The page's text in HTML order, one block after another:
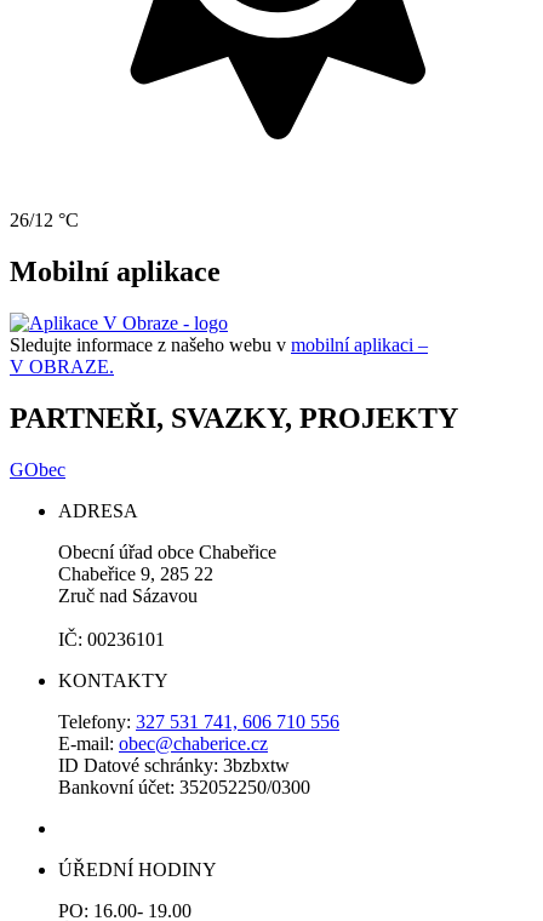
26/12 °C
Mobilní aplikace
Sledujte informace z našeho webu v mobilní aplikaci –
V OBRAZE.
PARTNEŘI, SVAZKY, PROJEKTY
GObec
ADRESA
Obecní úřad obce Chabeřice
Chabeřice 9, 285 22
Zruč nad Sázavou
IČ: 00236101
KONTAKTY
Telefony: 327 531 741, 606 710 556
E-mail: obec@chaberice.cz
ID Datové schránky: 3bzbxtw
Bankovní účet: 352052250/0300
ÚŘEDNÍ HODINY
PO: 16.00- 19.00